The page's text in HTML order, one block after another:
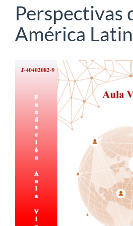
Perspectivas
América
Barra
lateral
del
artículo